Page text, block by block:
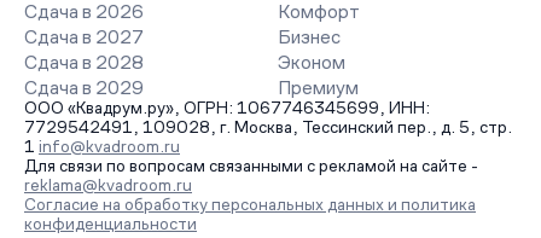
Сдача в 2026
Сдача в 2027
Сдача в 2028
Сдача в 2029
Комфорт
Бизнес
Эконом
Премиум
ООО «Квадрум.ру», ОГРН: 1067746345699, ИНН:
7729542491, 109028, г. Москва, Тессинский пер., д. 5, стр.
1 info@kvadroom.ru
Для связи по вопросам связанными с рекламой на сайте -
reklama@kvadroom.ru
Согласие на обработку персональных данных и политика
конфиденциальности